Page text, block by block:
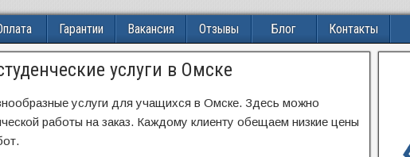
Гарантии Вакансия Отзывы Блог Контакты
услуги в Омске
услуги для учащихся в Омске. Здесь можно
работы на заказ. Каждому клиенту обещаем низкие цены